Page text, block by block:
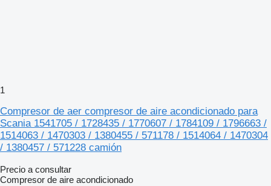
1
Compresor de aer compresor de aire acondicionado para
Scania 1541705 / 1728435 / 1770607 / 1784109 / 1796663 /
1514063 / 1470303 / 1380455 / 571178 / 1514064 / 1470304
/ 1380457 / 571228 camión
Precio a consultar
Compresor de aire acondicionado